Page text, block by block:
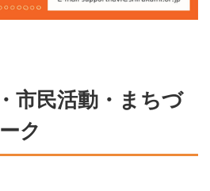
市民活動・まちづ
ク